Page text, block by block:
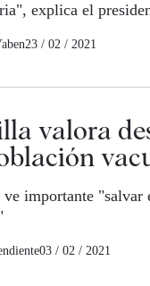
explica el
23 / 02 / 2021
valora
importante "salvar
03 / 02 / 2021